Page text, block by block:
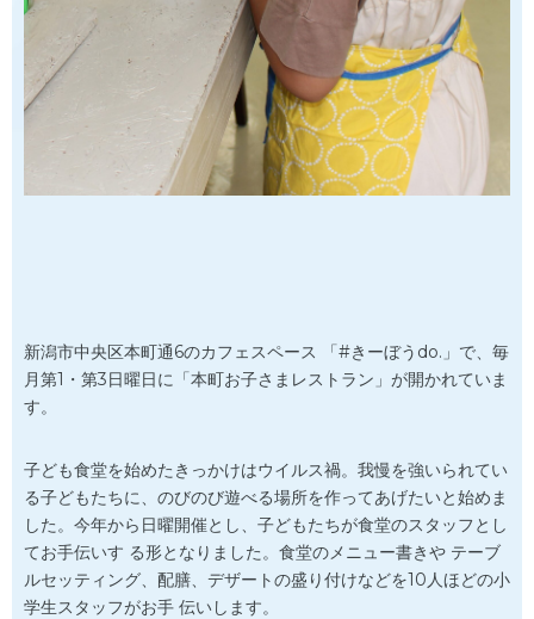
新潟市中央区本町通6のカフェスペース 「#きーぼうdo.」で、毎
月第1・第3日曜日に「本町お子さまレストラン」が開かれていま
す。
子ども食堂を始めたきっかけはウイルス禍。我慢を強いられてい
る子どもたちに、のびのび遊べる場所を作ってあげたいと始めま
した。今年から日曜開催とし、子どもたちが食堂のスタッフとし
てお手伝いす る形となりました。食堂のメニュー書きや テーブ
ルセッティング、配膳、デザートの盛り付けなどを10人ほどの小
学生スタッフがお手 伝いします。